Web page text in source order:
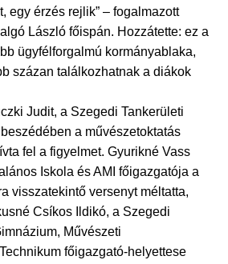
egy érzés rejlik” – fogalmazott
László főispán. Hozzátette: ez a
ügyfélforgalmú kormányablaka,
százan találkozhatnak a diákok
Judit, a Szegedi Tankerületi
a művészetoktatás
fel a figyelmet. Gyurikné Vass
Iskola és AMI főigazgatója a
visszatekintő versenyt méltatta,
Csíkos Ildikó, a Szegedi
Művészeti
főigazgató-helyettese